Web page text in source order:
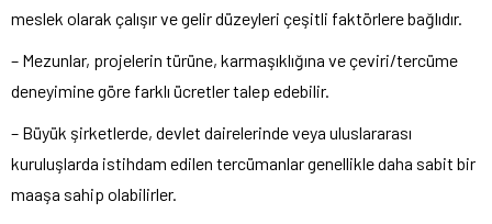
meslek olarak çalışır ve gelir düzeyleri çeşitli faktörlere bağlıdır.
– Mezunlar, projelerin türüne, karmaşıklığına ve çeviri/tercüme
deneyimine göre farklı ücretler talep edebilir.
– Büyük şirketlerde, devlet dairelerinde veya uluslararası
kuruluşlarda istihdam edilen tercümanlar genellikle daha sabit bir
maaşa sahip olabilirler.